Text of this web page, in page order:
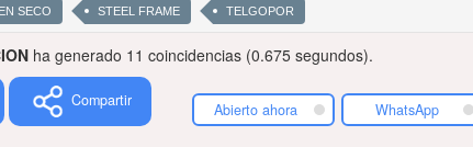
SECO STEEL FRAME TELGOPOR
ha generado 11 coincidencias (0.675 segundos).
Compartir Abierto ahora WhatsApp